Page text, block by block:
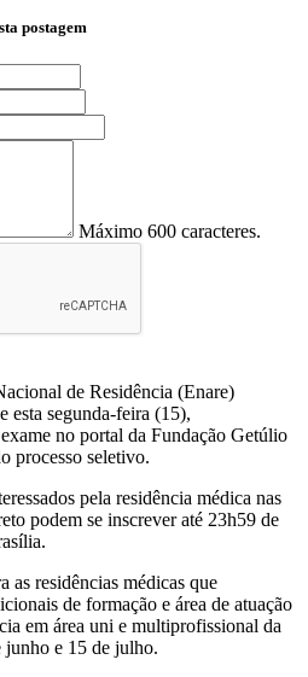
postagem
Máximo 600 caracteres.
de Residência (Enare)
esta segunda-feira (15),
no portal da Fundação Getúlio
processo seletivo.
pela residência médica nas
podem se inscrever até 23h59 de
as residências médicas que
de formação e área de atuação
em área uni e multiprofissional da
junho e 15 de julho.